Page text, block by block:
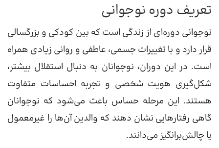
تعریف دوره نوجوانی
نوجوانی دوره‌ای از زندگی است که بین کودکی و بزرگسالی
قرار دارد و با تغییرات جسمی، عاطفی و روانی زیادی همراه
است. در این دوران، نوجوانان به دنبال استقلال بیشتر،
شکل‌گیری هویت شخصی و تجربه احساسات متفاوت
هستند. این مرحله حساس باعث می‌شود که نوجوانان
گاهی رفتارهایی نشان دهند که والدین آن‌ها را غیرمعمول
یا چالش‌برانگیز می‌دانند.